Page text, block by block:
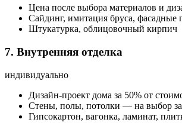
Цена после выбора материалов и
Сайдинг, имитация бруса, фасадные
Штукатурка, облицовочный кирпич
7. Внутренняя отделка
индивидуально
Дизайн-проект дома за 50% от
Стены, полы, потолки — на выбор
Гипсокартон, вагонка, ламинат,